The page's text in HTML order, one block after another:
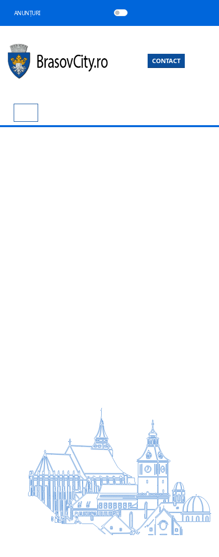
ANUNȚURI
CONTACT